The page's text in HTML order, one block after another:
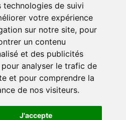
technologies de suivi
votre expérience
sur notre site, pour
un contenu
et des publicités
analyser le trafic de
et pour comprendre la
de nos visiteurs.
J'accepte
nous sur Twitter
nos équipes
contacter